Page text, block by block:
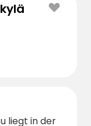
liegt in der